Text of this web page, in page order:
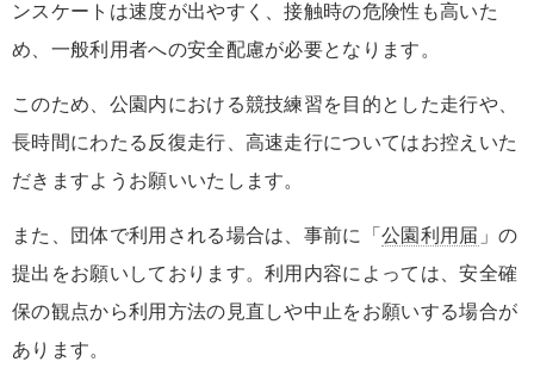
ンスケートは速度が出やすく、接触時の危険性も高いた
め、一般利用者への安全配慮が必要となります。
このため、公園内における競技練習を目的とした走行や、
長時間にわたる反復走行、高速走行についてはお控えいた
だきますようお願いいたします。
また、団体で利用される場合は、事前に「公園利用届 」の
提出をお願いしております。利用内容によっては、安全確
保の観点から利用方法の見直しや中止をお願いする場合が
あります。